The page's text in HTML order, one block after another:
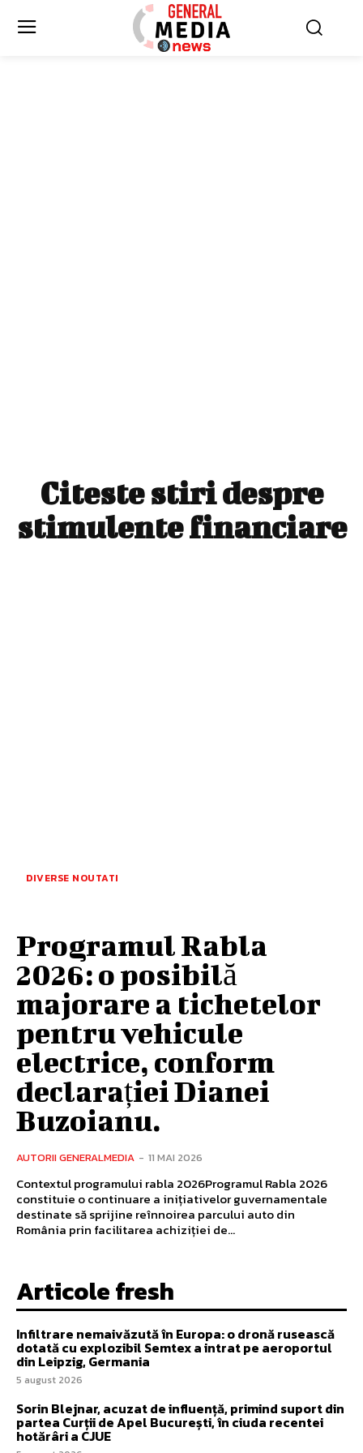
Citeste stiri despre
stimulente financiare
DIVERSE NOUTATI
Programul Rabla
2026: o posibilă
majorare a tichetelor
pentru vehicule
electrice, conform
declarației Dianei
Buzoianu.
AUTORII GENERALMEDIA - 11 MAI 2026
Contextul programului rabla 2026Programul Rabla 2026
constituie o continuare a inițiativelor guvernamentale
destinate să sprijine reînnoirea parcului auto din
România prin facilitarea achiziției de...
Articole fresh
Infiltrare nemaivăzută în Europa: o dronă rusească
dotată cu explozibil Semtex a intrat pe aeroportul
din Leipzig, Germania
5 august 2026
Sorin Blejnar, acuzat de influență, primind suport din
partea Curții de Apel București, în ciuda recentei
hotărâri a CJUE